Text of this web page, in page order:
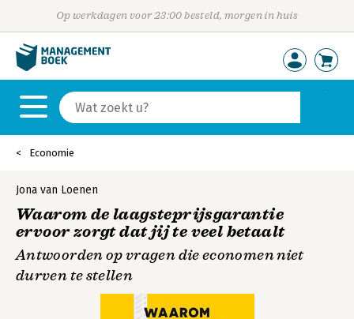
Op werkdagen voor 23:00 besteld, morgen in huis
Economie
Jona van Loenen
Waarom de laagsteprijsgarantie
ervoor zorgt dat jij te veel betaalt
Antwoorden op vragen die economen niet
durven te stellen